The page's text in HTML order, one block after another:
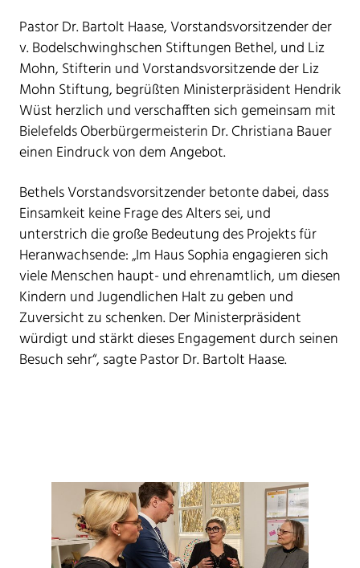
Pastor Dr. Bartolt Haase, Vorstandsvorsitzender der
v. Bodelschwinghschen Stiftungen Bethel, und Liz
Mohn, Stifterin und Vorstandsvorsitzende der Liz
Mohn Stiftung, begrüßten Ministerpräsident Hendrik
Wüst herzlich und verschafften sich gemeinsam mit
Bielefelds Oberbürgermeisterin Dr. Christiana Bauer
einen Eindruck von dem Angebot.
Bethels Vorstandsvorsitzender betonte dabei, dass
Einsamkeit keine Frage des Alters sei, und
unterstrich die große Bedeutung des Projekts für
Heranwachsende: „Im Haus Sophia engagieren sich
viele Menschen haupt- und ehrenamtlich, um diesen
Kindern und Jugendlichen Halt zu geben und
Zuversicht zu schenken. Der Ministerpräsident
würdigt und stärkt dieses Engagement durch seinen
Besuch sehr“, sagte Pastor Dr. Bartolt Haase.